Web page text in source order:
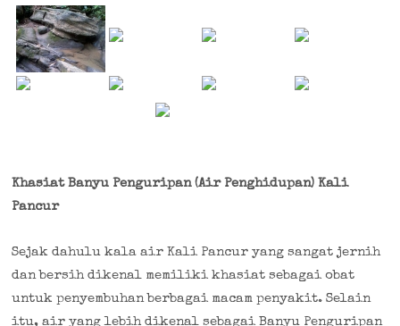
Khasiat Banyu Penguripan (Air Penghidupan) Kali
Pancur
Sejak dahulu kala air Kali Pancur yang sangat jernih
dan bersih dikenal memiliki khasiat sebagai obat
untuk penyembuhan berbagai macam penyakit. Selain
itu, air yang lebih dikenal sebagai Banyu Penguripan